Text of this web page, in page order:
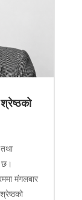
छ।
मंगलबार